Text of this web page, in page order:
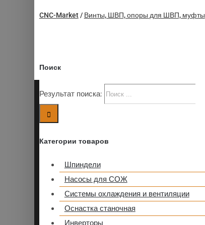
CNC-Market/ Винты, ШВП, опоры для ШВП, муфты
Поиск
Результат поиска:
Категории товаров
Шпиндели
Насосы для СОЖ
Системы охлаждения и вентиляции
Оснастка станочная
Инверторы